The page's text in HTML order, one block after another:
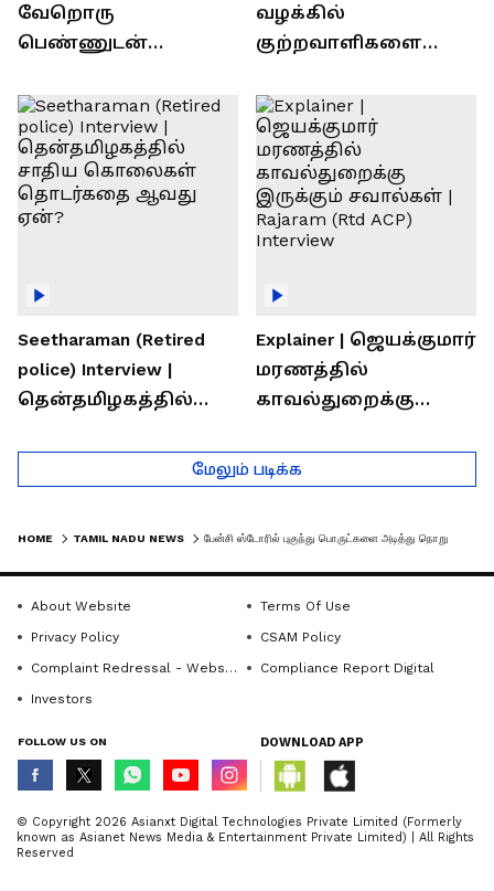
வேறொரு
பெண்ணுடன்
தலைவரை மடக்கி
பிடித்த மனைவி
வழக்கில்
குற்றவாளிகளை
காவல்துறை? / Rajaram
Rtd ACP Interview
Seetharaman (Retired
police) Interview |
தென்தமிழகத்தில்
தொடர்கதை ஆவது
ஏன்?
Explainer | ஜெயக்குமார்
மரணத்தில்
காவல்துறைக்கு
Rajaram (Rtd ACP)
Interview
மேலும் படிக்க
HOME TAMIL NADU NEWS
About Website
Terms Of Use
Privacy Policy
CSAM Policy
Complaint Redressal - Website
Compliance Report Digital
Investors
FOLLOW US ON DOWNLOAD APP
© Copyright 2026 Asianxt Digital Technologies Private Limited (Formerly
known as Asianet News Media & Entertainment Private Limited) | All Rights
Reserved